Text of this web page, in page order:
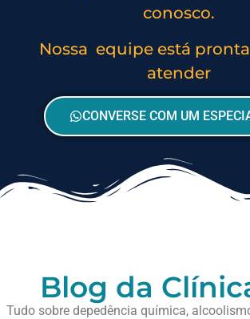
conosco.
Nossa equipe está
atender
CONVERSE COM UM
Blog da
Tudo sobre depedência química,